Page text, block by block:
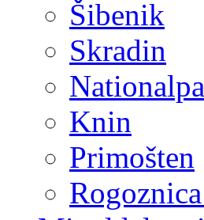
Šibenik
Skradin
Knin
Primošten